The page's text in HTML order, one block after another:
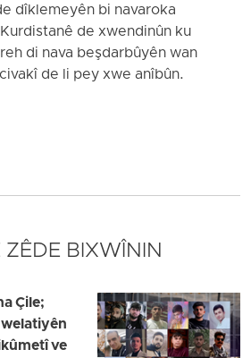
dîklemeyên bi navaroka
de xwendinûn ku
di nava beşdarbûyên wan
de li pey xwe anîbûn.
BIXWÎNIN
Çile;
ve